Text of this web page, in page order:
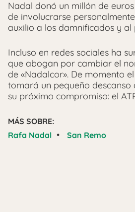
Nadal donó un millón de
de involucrarse
auxilio a los damnificados y al
Incluso en redes sociales ha
que abogan por cambiar el
de «Nadalcor». De momento
tomará un pequeño
su próximo compromiso: el
MÁS SOBRE:
Rafa Nadal • San Remo